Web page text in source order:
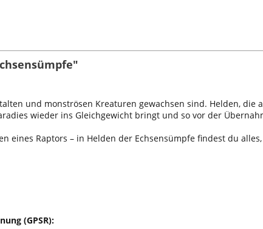
und monströsen Kreaturen gewachsen sind. Helden, die
wieder ins Gleichgewicht bringt und so vor der
eines Raptors – in Helden der Echsensümpfe findest du
(GPSR):